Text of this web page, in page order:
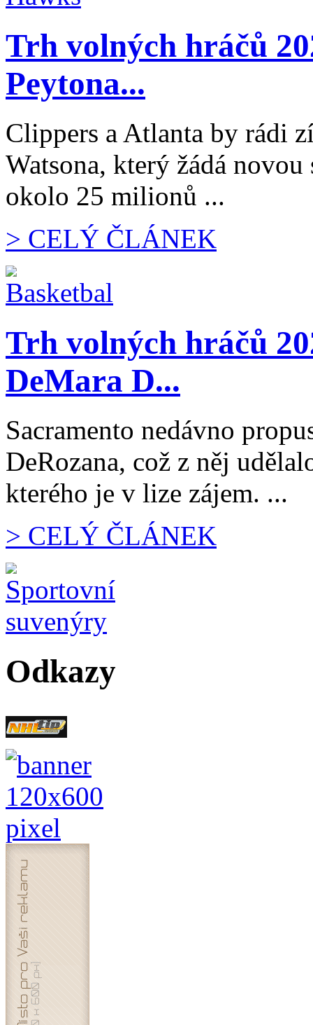
Trh volných hráčů
Peytona...
Clippers a Atlanta by rádi
Watsona, který žádá
okolo 25 milionů ...
> CELÝ ČLÁNEK
Trh volných hráčů
DeMara D...
Sacramento nedávno
DeRozana, což z něj
kterého je v lize zájem. ...
> CELÝ ČLÁNEK
Odkazy